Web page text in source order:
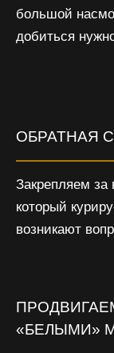
большой
добиться
ОБРАТНАЯ
Закрепляем за
который
возникают
«БЕЛЫМИ»